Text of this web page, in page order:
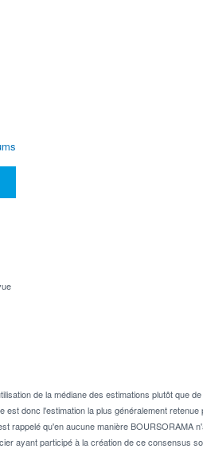
de la médiane des estimations plutôt que
donc l'estimation la plus généralement retenue
rappelé qu'en aucune manière BOURSORAMA
ayant participé à la création de ce consensus